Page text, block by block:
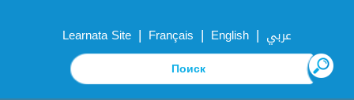
Learnata Site | Français | English | عربي